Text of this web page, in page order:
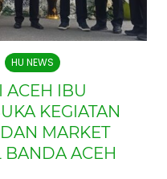
HU NEWS
ACEH IBU
KEGIATAN
MARKET
ACEH